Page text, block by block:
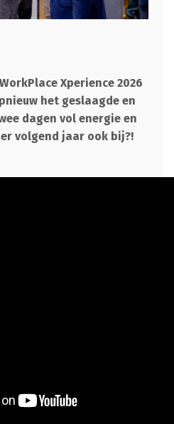
Xperience 2026
het geslaagde en
dagen vol energie en
volgend jaar ook bij?!